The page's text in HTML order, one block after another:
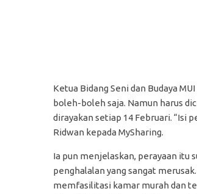
Ketua Bidang Seni dan Budaya
boleh-boleh saja. Namun harus
dirayakan setiap 14 Februari. “Isi
Ridwan kepada MySharing.
Ia pun menjelaskan, perayaan itu
penghalalan yang sangat
memfasilitasi kamar murah dan